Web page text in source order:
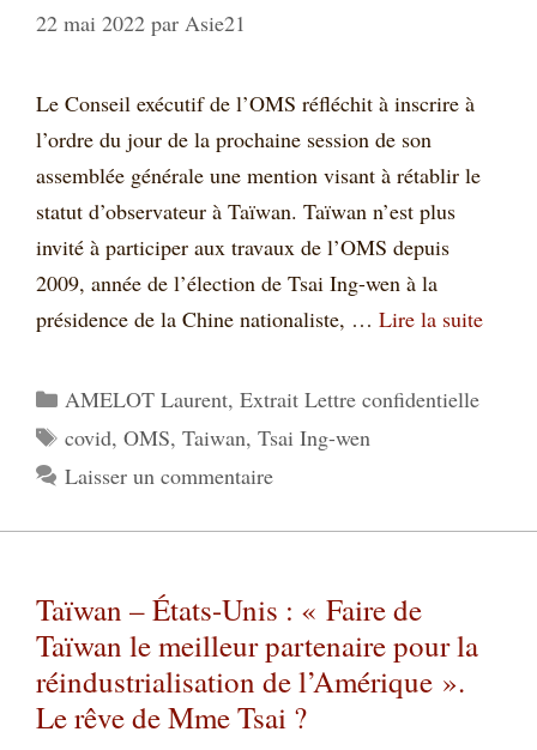
22 mai 2022 par Asie21
Le Conseil exécutif de l’OMS réfléchit à inscrire à
l’ordre du jour de la prochaine session de son
assemblée générale une mention visant à rétablir le
statut d’observateur à Taïwan. Taïwan n’est plus
invité à participer aux travaux de l’OMS depuis
2009, année de l’élection de Tsai Ing-wen à la
présidence de la Chine nationaliste, … Lire la suite
Catégories
AMELOT Laurent, Extrait Lettre confidentielle
Étiquettes
covid, OMS, Taiwan, Tsai Ing-wen
Laisser un commentaire
Taïwan – États-Unis : « Faire de
Taïwan le meilleur partenaire pour la
réindustrialisation de l’Amérique ».
Le rêve de Mme Tsai ?